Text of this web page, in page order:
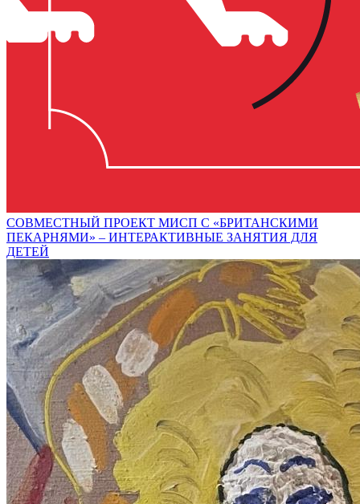
СОВМЕСТНЫЙ ПРОЕКТ МИСП С «БРИТАНСКИМИ
ПЕКАРНЯМИ» – ИНТЕРАКТИВНЫЕ ЗАНЯТИЯ ДЛЯ
ДЕТЕЙ